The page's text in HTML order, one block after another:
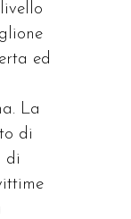
ed
La
di
di